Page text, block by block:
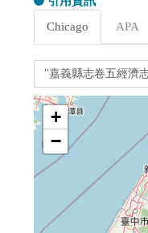
Chicago
APA
+
−